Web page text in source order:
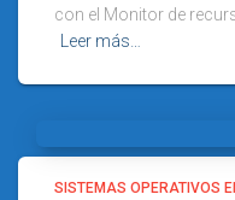
con el Monitor de
Leer más…
SISTEMAS OPERATIVOS